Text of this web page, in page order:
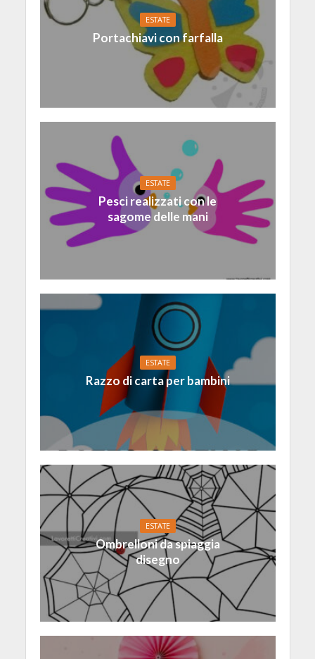
ESTATE
Portachiavi con farfalla
ESTATE
Pesci realizzati con le
sagome delle mani
ESTATE
Razzo di carta per bambini
ESTATE
Ombrelloni da spiaggia
disegno